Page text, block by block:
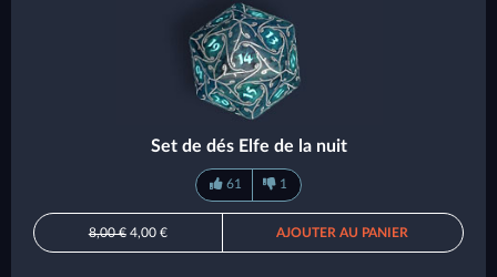
Set de dés Elfe de la nuit
61 1
8,00 €4,00 € AJOUTER AU PANIER